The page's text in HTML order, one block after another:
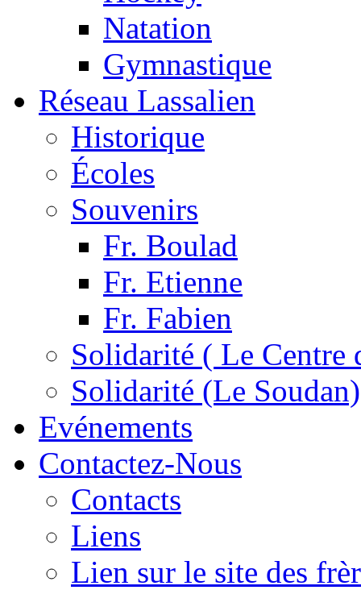
Natation
Gymnastique
Réseau Lassalien
Historique
Écoles
Souvenirs
Fr. Boulad
Fr. Etienne
Fr. Fabien
Solidarité ( Le Centre
Solidarité (Le Soudan)
Evénements
Contactez-Nous
Contacts
Liens
Lien sur le site des